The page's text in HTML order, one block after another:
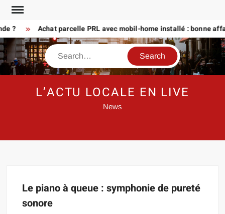
Skip
content
? Achat parcelle PRL avec mobil-home installé : bonne
Search
L’ACTU LOCALE EN LIVE
News
Le piano à queue : symphonie de pureté
sonore